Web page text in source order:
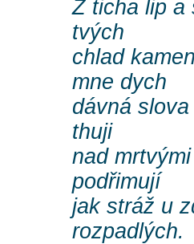
Velké Hydčice
Z ticha lip a
tvých
chlad
mne dych
dávná
thuji
nad mrtvými
podřimují
jak stráž u
rozpadlých.